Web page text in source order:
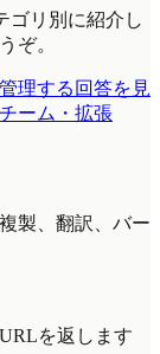
ゴリ別に紹介し
ぞ。
理する 回答を見
チーム・拡張
製、翻訳、バー
を返します